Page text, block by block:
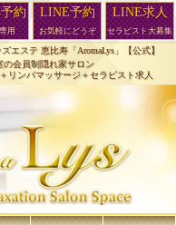
ズエステ 恵比寿「AromaLys」【公式】
の会員制隠れ家サロン
リンパマッサージ＋セラピスト求人
約
用
LINE予約
お気軽にどうぞ
LINE求人
セラピスト大募集